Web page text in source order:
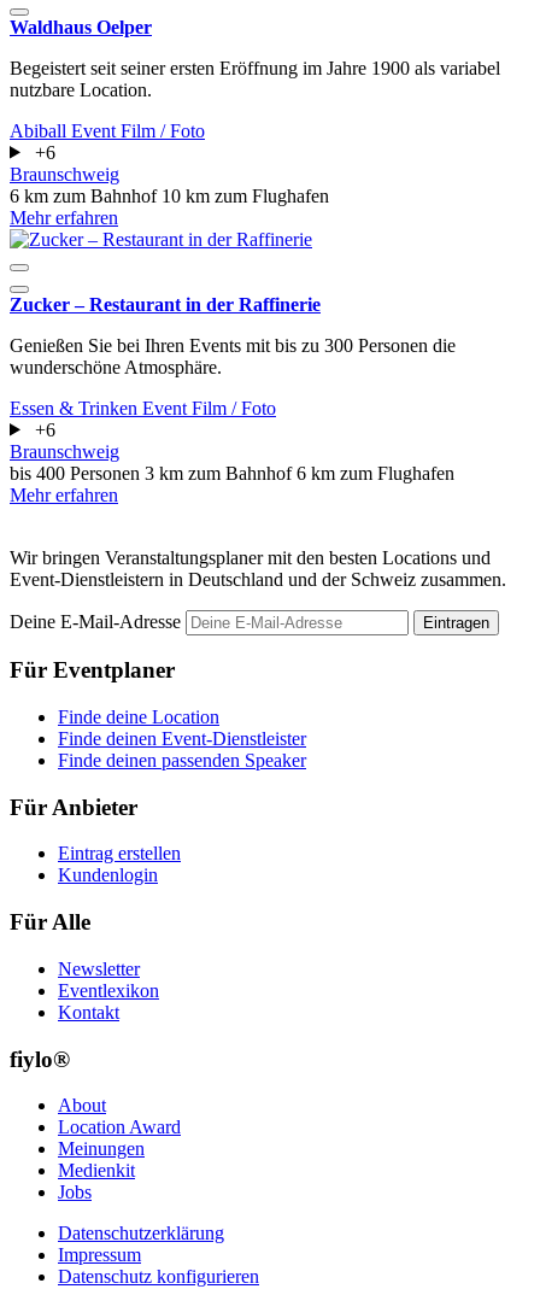
Waldhaus Oelper
Begeistert seit seiner ersten Eröffnung im Jahre 1900 als variabel
nutzbare Location.
Abiball Event Film / Foto
+6
Braunschweig
6 km zum Bahnhof 10 km zum Flughafen
Mehr erfahren
Zucker – Restaurant in der Raffinerie
Genießen Sie bei Ihren Events mit bis zu 300 Personen die
wunderschöne Atmosphäre.
Essen & Trinken Event Film / Foto
+6
Braunschweig
bis 400 Personen 3 km zum Bahnhof6 km zum Flughafen
Mehr erfahren
Wir bringen Veranstaltungsplaner mit den besten Locations und
Event-Dienstleistern in Deutschland und der Schweiz zusammen.
Deine E-Mail-Adresse Eintragen
Für Eventplaner
Finde deine Location
Finde deinen Event-Dienstleister
Finde deinen passenden Speaker
Für Anbieter
Eintrag erstellen
Kundenlogin
Für Alle
Newsletter
Eventlexikon
Kontakt
fiylo®
About
Location Award
Meinungen
Medienkit
Jobs
Datenschutzerklärung
Impressum
Datenschutz konfigurieren